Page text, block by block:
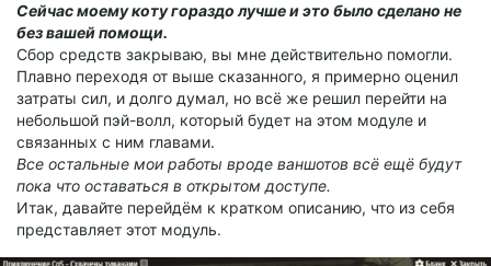
Сейчас моему коту гораздо лучше и это было сделано не
без вашей помощи.
Сбор средств закрываю, вы мне действительно помогли.
Плавно переходя от выше сказанного, я примерно оценил
затраты сил, и долго думал, но всё же решил перейти на
небольшой пэй-волл, который будет на этом модуле и
связанных с ним главами.
Все остальные мои работы вроде ваншотов всё ещё будут
пока что оставаться в открытом доступе.
Итак, давайте перейдём к кратком описанию, что из себя
представляет этот модуль.